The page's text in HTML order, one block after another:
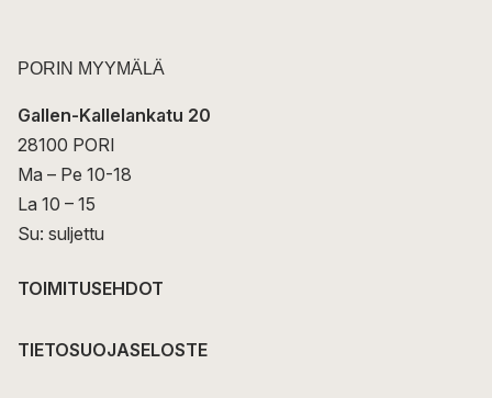
PORIN MYYMÄLÄ
Gallen-Kallelankatu 20
28100 PORI
Ma – Pe 10-18
La 10 – 15
Su: suljettu
TOIMITUSEHDOT
TIETOSUOJASELOSTE